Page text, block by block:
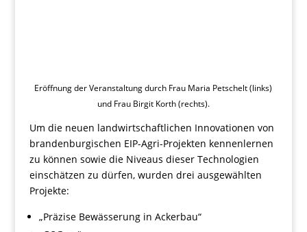
Eröffnung der Veranstaltung durch Frau Maria Petschelt (links)
und Frau Birgit Korth (rechts).
Um die neuen landwirtschaftlichen Innovationen von
brandenburgischen EIP-Agri-Projekten kennenlernen
zu können sowie die Niveaus dieser Technologien
einschätzen zu dürfen, wurden drei ausgewählten
Projekte:
„Präzise Bewässerung in Ackerbau“